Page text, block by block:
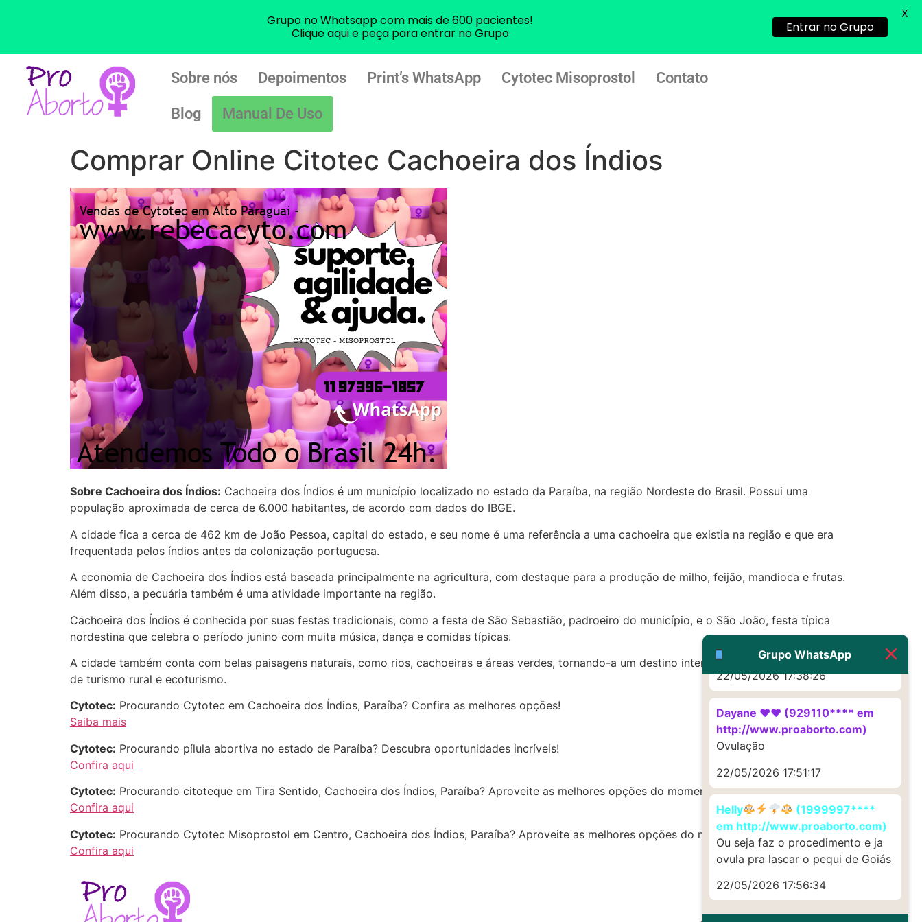
Sobre nós Depoimentos Print’s WhatsApp Cytotec Misoprostol Contato
Blog Manual De Uso
Comprar Online Citotec Cachoeira dos Índios
Sobre Cachoeira dos Índios: Cachoeira dos Índios é um município localizado no estado da Paraíba, na região Nordeste do Brasil. Possui uma
população aproximada de cerca de 6.000 habitantes, de acordo com dados do IBGE.
A cidade fica a cerca de 462 km de João Pessoa, capital do estado, e seu nome é uma referência a uma cachoeira que existia na região e que era
frequentada pelos índios antes da colonização portuguesa.
A economia de Cachoeira dos Índios está baseada principalmente na agricultura, com destaque para a produção de milho, feijão, mandioca e frutas.
Além disso, a pecuária também é uma atividade importante na região.
Cachoeira dos Índios é conhecida por suas festas tradicionais, como a festa de São Sebastião, padroeiro do município, e o São João, festa típica
nordestina que celebra o período junino com muita música, dança e comidas típicas.
A cidade também conta com belas paisagens naturais, como rios, cachoeiras e áreas verdes, tornando-a um destino interessante para quem gosta
de turismo rural e ecoturismo.
Cytotec: Procurando Cytotec em Cachoeira dos Índios, Paraíba? Confira as melhores opções!
Saiba mais
Cytotec: Procurando pílula abortiva no estado de Paraíba? Descubra oportunidades incríveis!
Confira aqui
Cytotec: Procurando citoteque em Tira Sentido, Cachoeira dos Índios, Paraíba? Aproveite as melhores opções do momento!
Confira aqui
Cytotec: Procurando Cytotec Misoprostol em Centro, Cachoeira dos Índios, Paraíba? Aproveite as melhores opções do momento!
Confira aqui
Grupo no Whatsapp com mais de 600 pacientes!
Clique aqui e peça para entrar no Grupo
Entrar no Grupo
X
Grupo WhatsApp
22/05/2026 17:09:20
Helly
(1999997****
Deve ser um corrimento normal
22/05/2026 17:19:47
G (1199866**** em
http://www.proaborto.com)
Muito obrigadaaaaa
22/05/2026 17:38:26
Dayane ♥️♥️ (929110**** em
http://www.proaborto.com)
Ovulação
22/05/2026 17:51:17
Helly
(1999997****
em http://www.proaborto.com)
Ou seja faz o procedimento e ja
ovula pra lascar o pequi de Goiás
22/05/2026 17:56:34